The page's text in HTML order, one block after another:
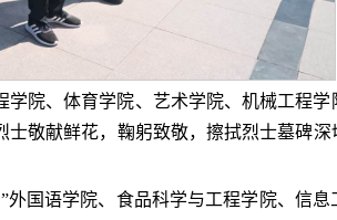
院、体育学院、艺术学院、机械工程
敬献鲜花，鞠躬致敬，擦拭烈士墓碑
国语学院、食品科学与工程学院、信